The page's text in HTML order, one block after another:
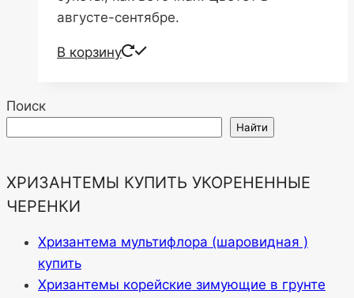
августе-сентябре.
В корзину
Поиск
Найти
ХРИЗАНТЕМЫ КУПИТЬ УКОРЕНЕННЫЕ
ЧЕРЕНКИ
Хризантема мультифлора (шаровидная )
купить
Хризантемы корейские зимующие в грунте